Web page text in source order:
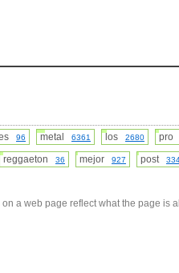
96 metal 6361 los 2680 pro
reggaeton 36 mejor 927 post
a web page reflect what the page is